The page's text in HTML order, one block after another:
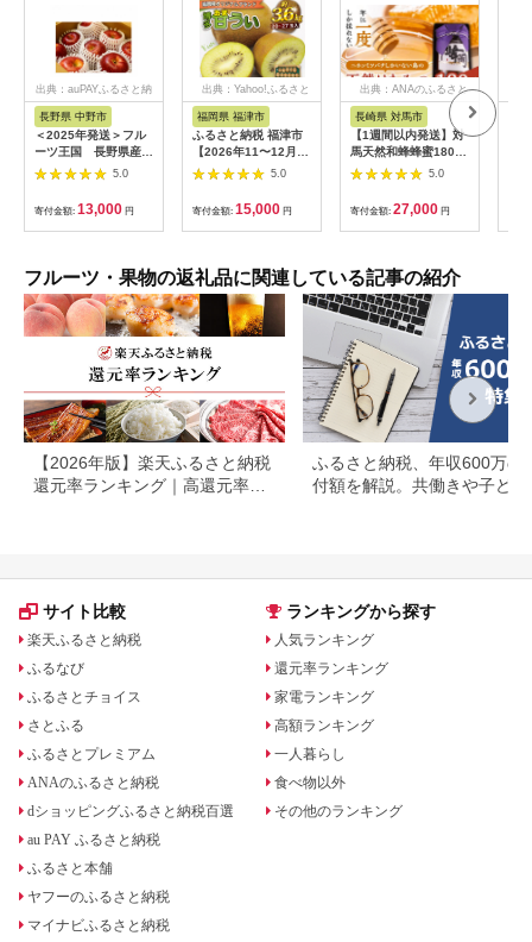
出典：auPAYふるさと納
長野県 中野市
＜2025年発送＞フル
ーツ王国 長野県産
りんご 紅玉(こうぎ
ょく) 約3kg(7～11
玉程度)【1541927】
5.0
寄付金額: 13,000 円
出典：Yahoo!ふるさと
福岡県 福津市
ふるさと納税 福津市
【2026年11〜12月出
荷】福岡県ブランドキ
ウイフルーツ「博多甘
うぃ」約
3.6kg[G2218]
5.0
寄付金額: 15,000 円
出典：ANAのふるさと
納税
長崎県 対馬市
【1週間以内発送】対
馬天然和蜂蜂蜜180g
1瓶 《 対馬市 》【 う
えはら株式会社 】 対
馬 新鮮 濃密 ニホンミ
ツバチ ハチミツ ギフ
ト 甘い 受賞 フルーテ
少 [WAI089] スピード
発送 最速発送 最短発
送
5.0
寄付金額: 27,000 円
フルーツ・果物の返礼品に関連している記事の紹介
【2026年版】楽天ふるさと納税
還元率ランキング｜高還元率返
ふるさと納税、年収600万の
付額を解説。共働きや子ども
サイト比較
楽天ふるさと納税
ふるなび
ふるさとチョイス
さとふる
ふるさとプレミアム
ANAのふるさと納税
dショッピングふるさと納税百選
au PAY ふるさと納税
ふるさと本舗
ヤフーのふるさと納税
マイナビふるさと納税
ランキングから探す
人気ランキング
還元率ランキング
家電ランキング
高額ランキング
一人暮らし
食べ物以外
その他のランキング